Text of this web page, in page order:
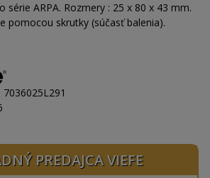
série ARPA. Rozmery : 25 x 80 x 43 mm.
pomocou skrutky (súčasť balenia).
7036025L291
PREDAJCA VIEFE